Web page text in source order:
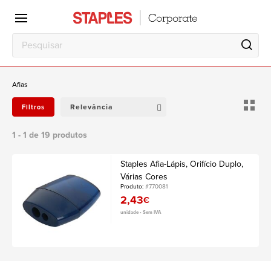
Escritório
Local
trabalho
Afias
Filtros Relevância
1 - 1 de 19 produtos
Staples Afia-Lápis, Orifício Duplo,
Várias Cores
Produto:#770081
2,43€
unidade • Sem IVA